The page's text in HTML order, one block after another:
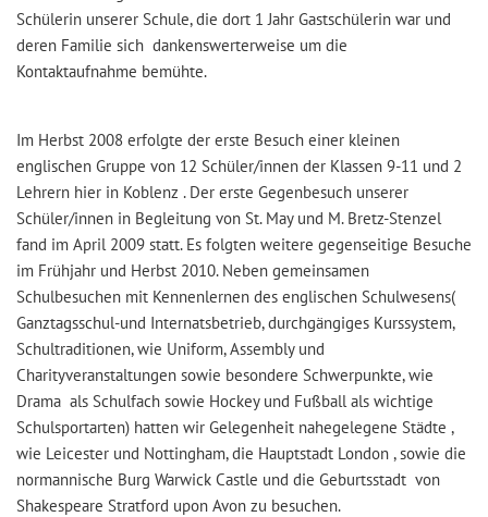
Schülerin unserer Schule, die dort 1 Jahr Gastschülerin war und
deren Familie sich dankenswerterweise um die
Kontaktaufnahme bemühte.
Im Herbst 2008 erfolgte der erste Besuch einer kleinen
englischen Gruppe von 12 Schüler/innen der Klassen 9-11 und 2
Lehrern hier in Koblenz . Der erste Gegenbesuch unserer
Schüler/innen in Begleitung von St. May und M. Bretz-Stenzel
fand im April 2009 statt. Es folgten weitere gegenseitige Besuche
im Frühjahr und Herbst 2010. Neben gemeinsamen
Schulbesuchen mit Kennenlernen des englischen Schulwesens(
Ganztagsschul-und Internatsbetrieb, durchgängiges Kurssystem,
Schultraditionen, wie Uniform, Assembly und
Charityveranstaltungen sowie besondere Schwerpunkte, wie
Drama als Schulfach sowie Hockey und Fußball als wichtige
Schulsportarten) hatten wir Gelegenheit nahegelegene Städte ,
wie Leicester und Nottingham, die Hauptstadt London , sowie die
normannische Burg Warwick Castle und die Geburtsstadt von
Shakespeare Stratford upon Avon zu besuchen.